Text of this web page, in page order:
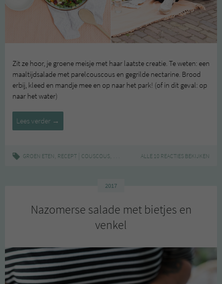
Zit ze hoor, je groene meisje met haar laatste creatie. Te weten: een
maaltijdsalade met parelcouscous en gegrilde nectarine. Brood
erbij, kleed en mandje mee en op naar het park! (of in dit geval: op
naar het water)
Lees verder Maaltijdsalade
met
en
→
GROEN ETEN, RECEPT COUSCOUS, FRUIT MAALTIJDSALADE,MAKKELIJK,
ALLE 10 REACTIES BEKIJKEN
2017
Nazomerse salade met bietjes en
venkel